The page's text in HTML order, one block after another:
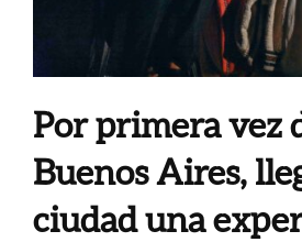
Por primera vez
Buenos Aires,
ciudad una